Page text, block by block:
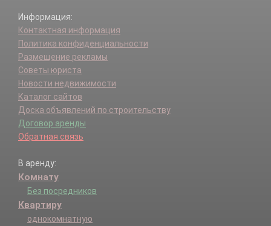
Информация:
Контактная информация
Политика конфиденциальности
Размещение рекламы
Советы юриста
Новости недвижимости
Каталог сайтов
Доска объявлений по строительству
Договор аренды
Обратная связь
В аренду:
Комнату
Без посредников
Квартиру
однокомнатную